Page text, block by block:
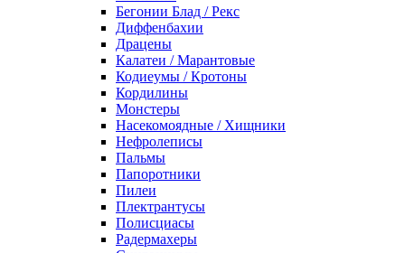
Бегонии Блад / Рекс
Диффенбахии
Драцены
Калатеи / Марантовые
Кодиеумы / Кротоны
Кордилины
Монстеры
Насекомоядные / Хищники
Нефролеписы
Пальмы
Папоротники
Пилеи
Плектрантусы
Полисциасы
Радермахеры